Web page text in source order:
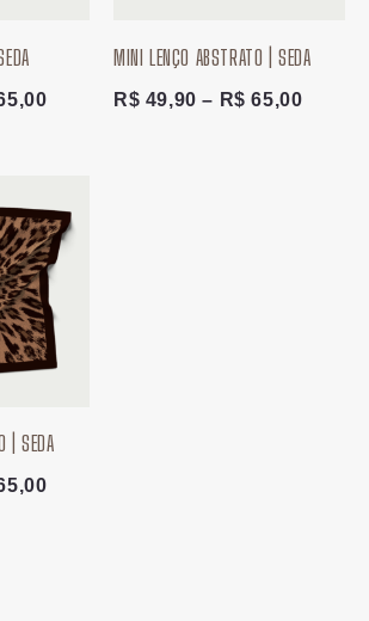
MINI LENÇO ABSTRATO | SEDA
R$ 49,90 – R$ 65,00
| SEDA
de
preço:
R$ 49,90
através
R$ 65,00